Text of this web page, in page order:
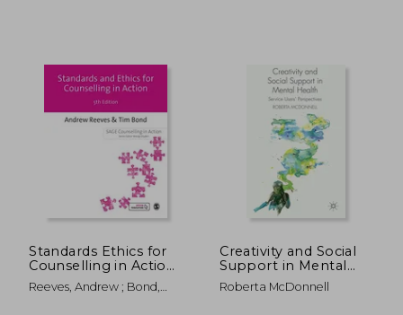
Standards Ethics for
Counselling in Action
(en Inglés)
Reeves, Andrew ; Bond,
Creativity and Social
Support in Mental
Health: Service Users'
Perspectives
Roberta McDonnell